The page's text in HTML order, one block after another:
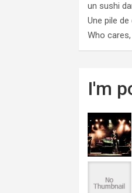
un sushi
Une pile
Who
I'm